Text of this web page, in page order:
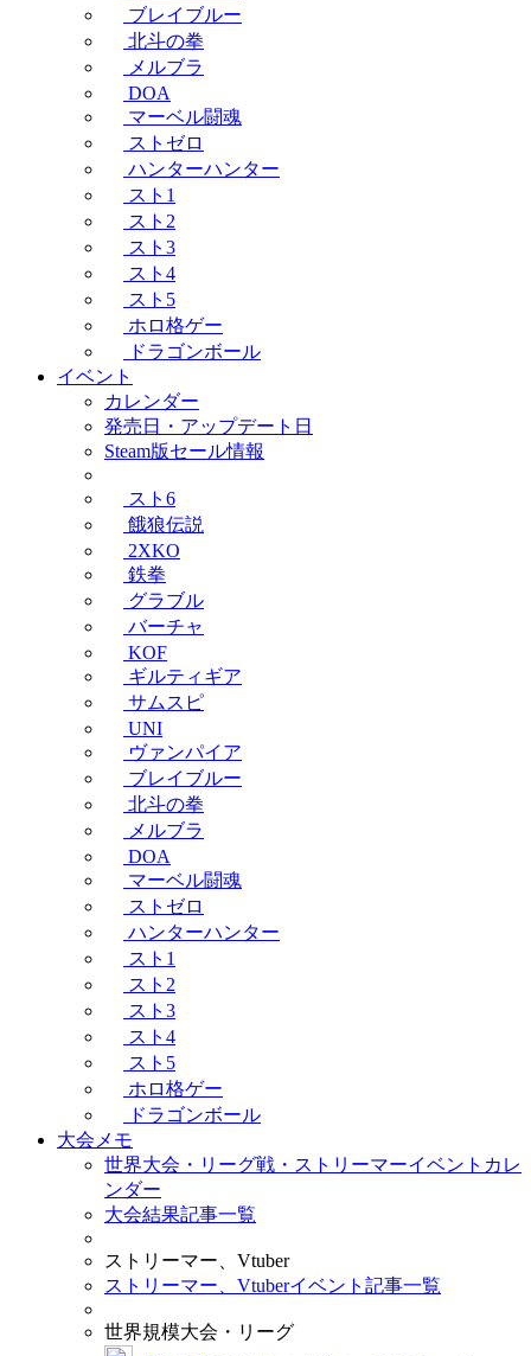
ブレイブルー
北斗の拳
メルブラ
DOA
マーベル闘魂
ストゼロ
ハンターハンター
スト1
スト2
スト3
スト4
スト5
ホロ格ゲー
ドラゴンボール
イベント
カレンダー
発売日・アップデート日
Steam版セール情報
スト6
餓狼伝説
2XKO
鉄拳
グラブル
バーチャ
KOF
ギルティギア
サムスピ
UNI
ヴァンパイア
ブレイブルー
北斗の拳
メルブラ
DOA
マーベル闘魂
ストゼロ
ハンターハンター
スト1
スト2
スト3
スト4
スト5
ホロ格ゲー
ドラゴンボール
大会メモ
世界大会・リーグ戦・ストリーマーイベントカレ
ンダー
大会結果記事一覧
ストリーマー、Vtuber
ストリーマー、Vtuberイベント記事一覧
世界規模大会・リーグ